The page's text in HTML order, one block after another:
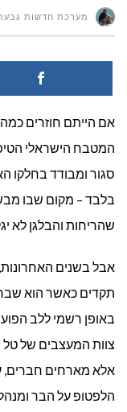
מערכת חדשות
אם הייתם חוזרים
המטבח הישראלי
סגור ומבודד בחלקו
בלבד – מקום שבו
שהריחות והבלגן לא
אבל בשנים
תקדים כאשר הוא
באופן רשמי ללב
צוות המעצבים של
אלא מארחים חברים,
הלפטופ על הבר